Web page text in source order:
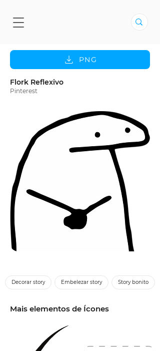
PNG
Flork Reflexivo
Pinterest
Decorar story Embelezar story Story bonito
Mais elementos de Ícones